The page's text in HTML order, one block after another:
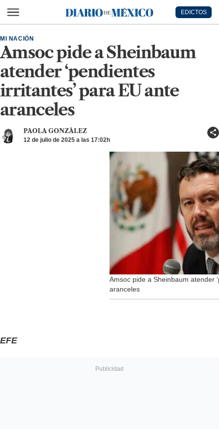
Diario de México
EDICTOS
Amsoc pide a Sheinbaum
atender ‘pendientes
irritantes’ para EU ante
aranceles
MI NACIÓN
PAOLA GONZÁLEZ
12 de julio de 2025 a las 17:02h
Amsoc pide a Sheinbaum atender
aranceles
EFE